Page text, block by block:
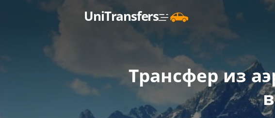
UniTransfers
Трансфер из